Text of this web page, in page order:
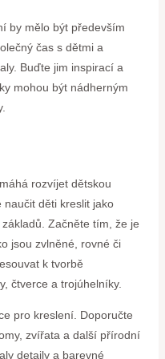
by mělo být především
čas s dětmi a
Buďte jim inspirací a
mohou být nádherným
rozvíjet dětskou
naučit děti kreslit jako
Začněte tím, že je
jsou zvlněné, rovné či
k tvorbě
čtverce a trojúhelníky.
pro kreslení. Doporučte
zvířata a další přírodní
detaily a barevné